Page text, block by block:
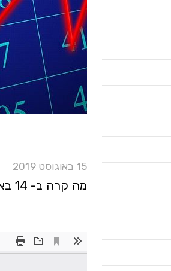
15 באוגוסט 2019
מה קרה ב- 14 באוגוסט 2019 בבורסאות?